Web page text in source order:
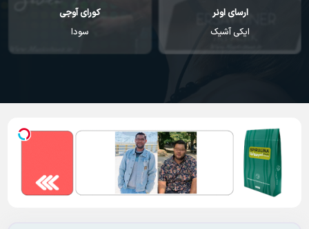
ارسای اونر
ایکی آشیک
کورای آوجی
سودا